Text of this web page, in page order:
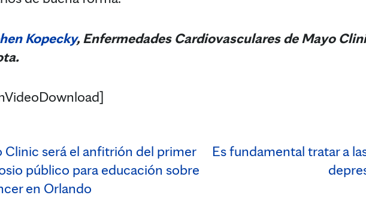
Kopecky, Enfermedades Cardiovascularesde Mayo
Clinic será el anfitrión del primer
público para educación sobre
en Orlando
Es fundamental tratar a